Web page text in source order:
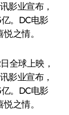
影业宣布，
。DC电影
之情。
全球上映，
影业宣布，
。DC电影
之情。